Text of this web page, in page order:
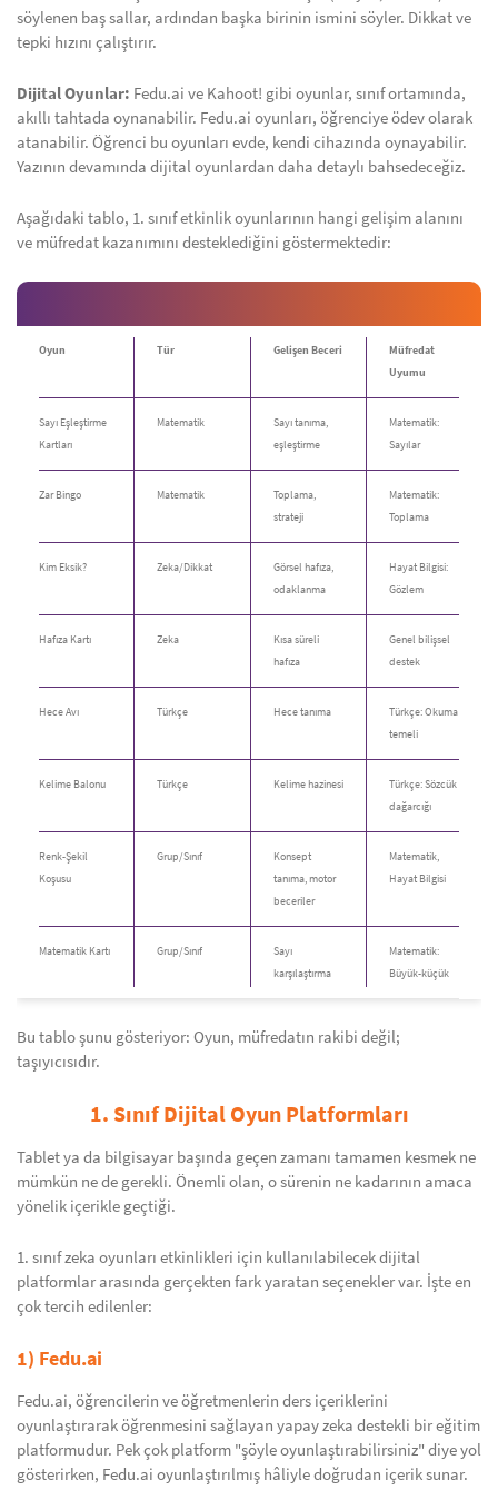
söylenen baş sallar, ardından başka birinin ismini söyler. Dikkat ve
tepki hızını çalıştırır.
Dijital Oyunlar: Fedu.ai ve Kahoot! gibi oyunlar, sınıf ortamında,
akıllı tahtada oynanabilir. Fedu.ai oyunları, öğrenciye ödev olarak
atanabilir. Öğrenci bu oyunları evde, kendi cihazında oynayabilir.
Yazının devamında dijital oyunlardan daha detaylı bahsedeceğiz.
Aşağıdaki tablo, 1. sınıf etkinlik oyunlarının hangi gelişim alanını
ve müfredat kazanımını desteklediğini göstermektedir:
Oyun Tür Gelişen Beceri
Müfredat
Uyumu
Sayı Eşleştirme
Kartları
Matematik
Sayı tanıma,
eşleştirme
Matematik:
Sayılar
Zar Bingo Matematik
Toplama,
strateji
Matematik:
Toplama
Kim Eksik? Zeka/Dikkat
Görsel hafıza,
odaklanma
Hayat Bilgisi:
Gözlem
Hafıza Kartı Zeka
Kısa süreli
hafıza
Genel bilişsel
destek
Hece Avı Türkçe Hece tanıma
Türkçe: Okuma
temeli
Kelime Balonu Türkçe Kelime hazinesi
Türkçe: Sözcük
dağarcığı
Renk-Şekil
Koşusu
Grup/Sınıf
Konsept
tanıma, motor
beceriler
Matematik,
Hayat Bilgisi
Matematik Kartı Grup/Sınıf
Sayı
karşılaştırma
Matematik:
Büyük-küçük
Bu tablo şunu gösteriyor: Oyun, müfredatın rakibi değil;
taşıyıcısıdır.
1. Sınıf Dijital Oyun Platformları
Tablet ya da bilgisayar başında geçen zamanı tamamen kesmek ne
mümkün ne de gerekli. Önemli olan, o sürenin ne kadarının amaca
yönelik içerikle geçtiği.
1. sınıf zeka oyunları etkinlikleri için kullanılabilecek dijital
platformlar arasında gerçekten fark yaratan seçenekler var. İşte en
çok tercih edilenler:
1) Fedu.ai
Fedu.ai, öğrencilerin ve öğretmenlerin ders içeriklerini
oyunlaştırarak öğrenmesini sağlayan yapay zeka destekli bir eğitim
platformudur. Pek çok platform "şöyle oyunlaştırabilirsiniz" diye yol
gösterirken, Fedu.ai oyunlaştırılmış hâliyle doğrudan içerik sunar.